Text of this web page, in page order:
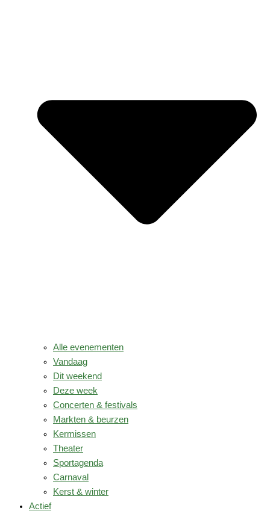
Alle evenementen
Vandaag
Dit weekend
Deze week
Concerten & festivals
Markten & beurzen
Kermissen
Theater
Sportagenda
Carnaval
Kerst & winter
Actief